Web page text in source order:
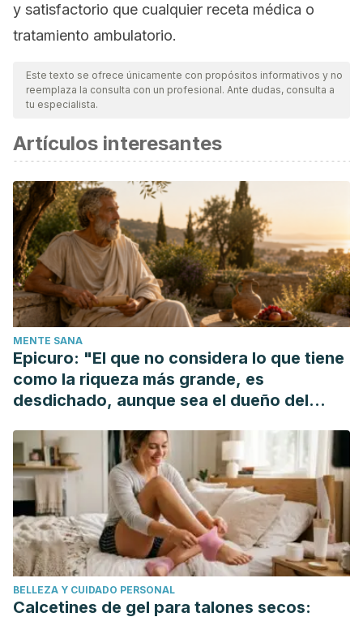
y satisfactorio que cualquier receta médica o
tratamiento ambulatorio.
Este texto se ofrece únicamente con propósitos informativos y no
reemplaza la consulta con un profesional. Ante dudas, consulta a
tu especialista.
Artículos interesantes
MENTE SANA
Epicuro: "El que no considera lo que tiene
como la riqueza más grande, es
desdichado, aunque sea el dueño del
BELLEZA Y CUIDADO PERSONAL
Calcetines de gel para talones secos: